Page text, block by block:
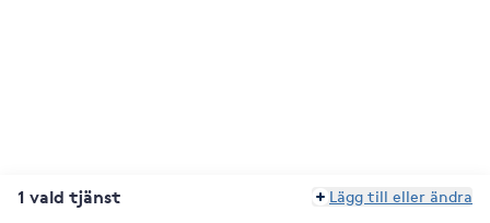
1 vald tjänst Lägg till eller ändra